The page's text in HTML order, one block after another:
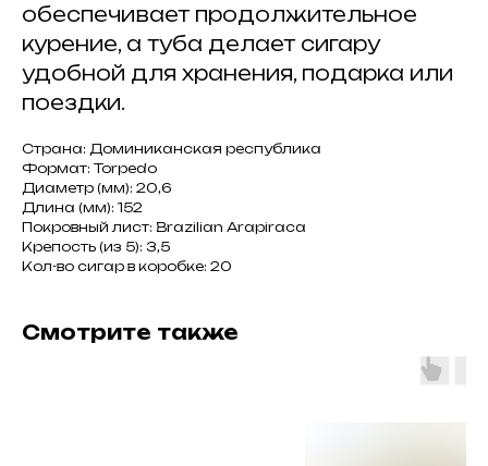
обеспечивает продолжительное
курение, а туба делает сигару
удобной для хранения, подарка или
поездки.
Страна: Доминиканская республика
Формат: Torpedo
Диаметр (мм): 20,6
Длина (мм): 152
Покровный лист: Brazilian Arapiraca
Крепость (из 5): 3,5
Кол-во сигар в коробке: 20
Смотрите также